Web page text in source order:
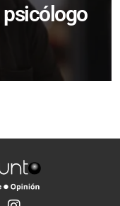
psicólogo